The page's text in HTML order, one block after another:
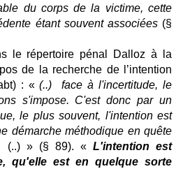
du corps de la victime, cette
étant souvent associées(§
le répertoire pénal Dalloz à la
de la recherche de l’intention
: «(..) face à l'incertitude, le
s'impose. C'est donc par un
le plus souvent, l'intention est
démarche méthodique en quête
» (§ 89). « L'intention est
qu'elle est en quelque sorte